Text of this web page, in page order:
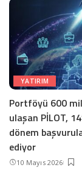
YATIRIM
Portföyü 600
ulaşan PİLOT,
dönem
ediyor
10 Mayıs 2026